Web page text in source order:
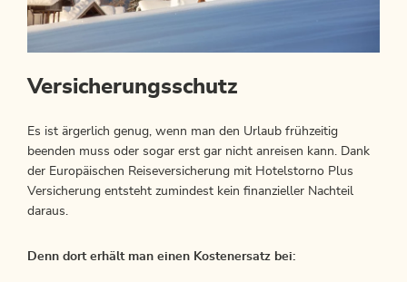
Versicherungsschutz
Es ist ärgerlich genug, wenn man den Urlaub frühzeitig
beenden muss oder sogar erst gar nicht anreisen kann. Dank
der Europäischen Reiseversicherung mit Hotelstorno Plus
Versicherung entsteht zumindest kein finanzieller Nachteil
daraus.
Denn dort erhält man einen Kostenersatz bei: